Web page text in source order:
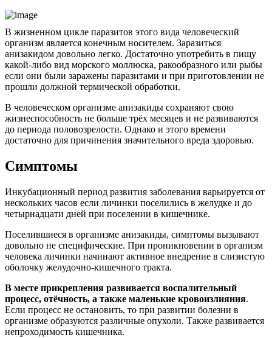
В жизненном цикле паразитов этого вида человеческий
организм является конечным носителем. Заразиться
анизакидом довольно легко. Достаточно употребить в пищу
какой-либо вид морского моллюска, ракообразного или рыбы
если они были заражены паразитами и при приготовлении не
прошли должной термической обработки.
В человеческом организме анизакиды сохраняют свою
жизнеспособность не больше трёх месяцев и не развиваются
до периода половозрелости. Однако и этого времени
достаточно для причинения значительного вреда здоровью.
Симптомы
Инкубационный период развития заболевания варьируется от
нескольких часов если личинки поселились в желудке и до
четырнадцати дней при поселении в кишечнике.
Поселившиеся в организме анизакиды, симптомы вызывают
довольно не специфические. При проникновении в организм
человека личинки начинают активное внедрение в слизистую
оболочку желудочно-кишечного тракта.
В месте прикрепления развивается воспалительный
процесс, отёчность, а также маленькие кровоизлияния.
Если процесс не остановить, то при развитии болезни в
организме образуются различные опухоли. Также развивается
непроходимость кишечника.